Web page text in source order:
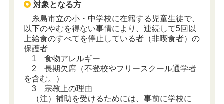
対象となる方
糸島市立の小・中学校に在籍する児童生徒で、
以下のやむを得ない事情により、連続して5回以
上給食のすべてを停止している者（非喫食者）の
保護者
1 食物アレルギー
2 長期欠席（不登校やフリースクール通学者
を含む。）
3 宗教上の理由
（注）補助を受けるためには、事前に学校に